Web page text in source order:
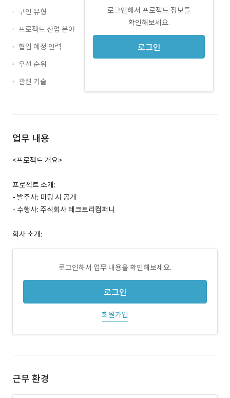
로그인해서 프로젝트 정보를
확인해보세요.
로그인
구인 유형
프로젝트 산업 분야
협업 예정 인력
우선 순위
관련 기술
업무 내용
<프로젝트 개요>
프로젝트 소개:
- 발주사: 미팅 시 공개
- 수행사: 주식회사 테크트리컴퍼니
회사 소개:
로그인해서 업무 내용을 확인해보세요.
로그인
회원가입
근무 환경